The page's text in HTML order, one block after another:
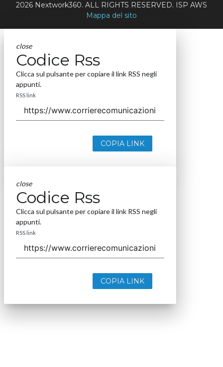
2026 Nextwork360. ALL RIGHTS RESERVED. ISP AWS
Mappa del sito
close
Codice Rss
Clicca sul pulsante per copiare il link RSS negli
appunti.
RSS link
COPIA LINK
close
Codice Rss
Clicca sul pulsante per copiare il link RSS negli
appunti.
RSS link
COPIA LINK